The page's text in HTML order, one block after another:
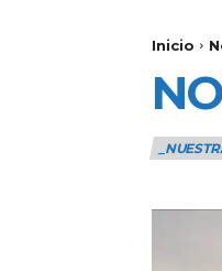
Inicio